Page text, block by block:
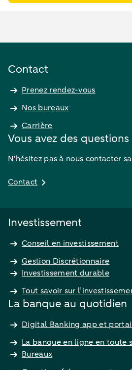
Contact
Prenez rendez-vous
Nos bureaux
Carrière
Vous avez des questions
N'hésitez pas à nous contacter
Contact
Investissement
Conseil en investissement
Gestion Discrétionnaire
Investissement durable
Tout savoir sur
La banque au quotidien
Digital Banking app et
La banque en ligne en toute
Bureaux